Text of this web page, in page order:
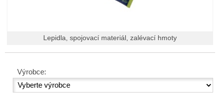
Lepidla, spojovací materiál, zalévací hmoty
Výrobce: